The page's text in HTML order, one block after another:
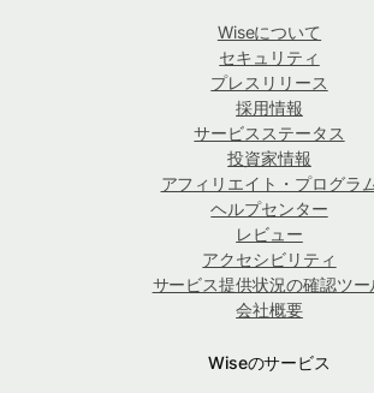
Wiseについて
セキュリティ
プレスリリース
採用情報
サービスステータス
投資家情報
アフィリエイト・プログラ
ヘルプセンター
レビュー
アクセシビリティ
サービス提供状況の確認ツー
会社概要
Wiseのサービス